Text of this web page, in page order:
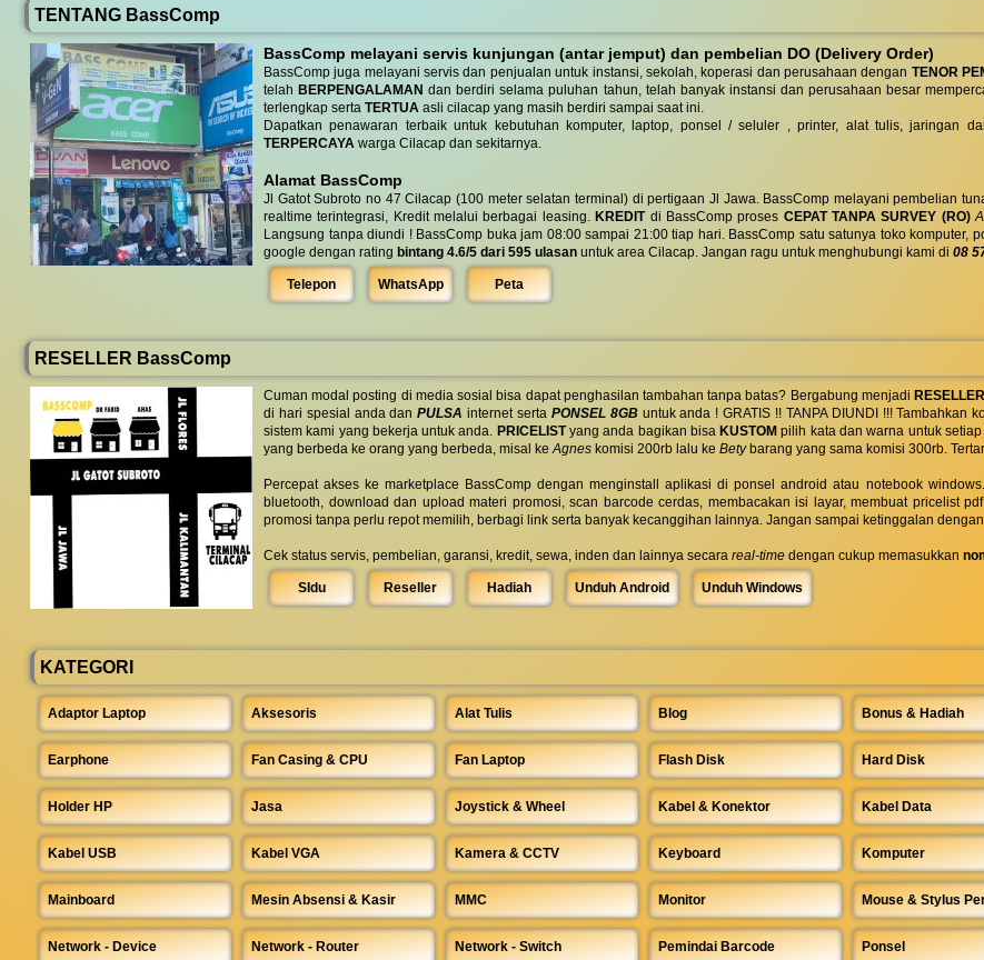
TENTANG BassComp
BassComp melayani servis kunjungan (antar jemput) dan pembelian DO (Delivery Order)
BassComp juga melayani servis dan penjualan untuk instansi, sekolah, koperasi dan perusahaan dengan TENOR
telah BERPENGALAMAN dan berdiri selama puluhan tahun, telah banyak instansi dan perusahaan besar
terlengkap serta TERTUA asli cilacap yang masih berdiri sampai saat ini.
Dapatkan penawaran terbaik untuk kebutuhan komputer, laptop, ponsel / seluler , printer, alat tulis, jaringan
TERPERCAYA warga Cilacap dan sekitarnya.
Alamat BassComp
Jl Gatot Subroto no 47 Cilacap (100 meter selatan terminal) di pertigaan Jl Jawa. BassComp melayani pembelian
realtime terintegrasi, Kredit melalui berbagai leasing. KREDITdi BassComp proses CEPAT TANPA SURVEY (RO)
Langsung tanpa diundi ! BassComp buka jam 08:00 sampai 21:00 tiap hari. BassComp satu satunya toko
google dengan rating bintang 4.6/5 dari 595 ulasan untuk area Cilacap. Jangan ragu untuk menghubungi kami di 08
Telepon WhatsApp Peta
RESELLER BassComp
Cuman modal posting di media sosial bisa dapat penghasilan tambahan tanpa batas? Bergabung menjadi RESELLER
di hari spesial anda danPULSA internet serta PONSEL 8GBuntuk anda ! GRATIS !! TANPA DIUNDI !!! Tambahkan
sistem kami yang bekerja untuk anda. PRICELISTyang anda bagikan bisa KUSTOM pilih kata dan warna untuk
yang berbeda ke orang yang berbeda, misal keAgnes komisi 200rb lalu ke Betybarang yang sama komisi 300rb.
Percepat akses ke marketplace BassComp dengan menginstall aplikasi di ponsel android atau notebook
bluetooth, download dan upload materi promosi, scan barcode cerdas, membacakan isi layar, membuat pricelist
promosi tanpa perlu repot memilih, berbagi link serta banyak kecanggihan lainnya. Jangan sampai ketinggalan
Cek status servis, pembelian, garansi, kredit, sewa, inden dan lainnya secara real-time dengan cukup memasukkan
SIdu Reseller Hadiah Unduh Android Unduh Windows
KATEGORI
Adaptor Laptop Aksesoris Alat Tulis Blog Bonus & Hadiah
Earphone Fan Casing & CPU Fan Laptop Flash Disk Hard Disk
Holder HP Jasa Joystick & Wheel Kabel & Konektor Kabel Data
Kabel USB Kabel VGA Kamera & CCTV Keyboard Komputer
Mainboard Mesin Absensi & Kasir MMC Monitor Mouse & Stylus
Network - Device Network - Router Network - Switch Pemindai Barcode Ponsel